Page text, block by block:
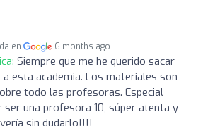
en 6 months ago
Siempre que me he querido sacar
esta academia. Los materiales son
todo las profesoras. Especial
ser una profesora 10, súper atenta y
sin dudarlo!!!!